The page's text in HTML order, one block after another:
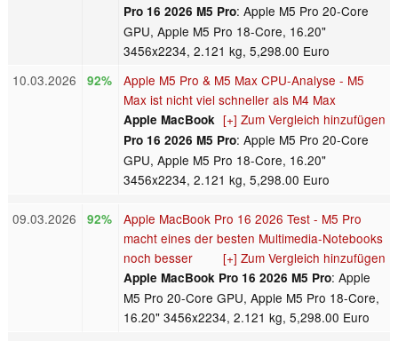
Pro 16 2026 M5 Pro: Apple M5 Pro 20-Core
GPU, Apple M5 Pro 18-Core, 16.20"
3456x2234, 2.121 kg, 5,298.00 Euro
10.03.2026
92%
Apple M5 Pro & M5 Max CPU-Analyse - M5
Max ist nicht viel schneller als M4 Max
[+] Zum Vergleich hinzufügen
Apple MacBook
Pro 16 2026 M5 Pro: Apple M5 Pro 20-Core
GPU, Apple M5 Pro 18-Core, 16.20"
3456x2234, 2.121 kg, 5,298.00 Euro
09.03.2026 92%
Apple MacBook Pro 16 2026 Test - M5 Pro
macht eines der besten Multimedia-Notebooks
noch besser
[+] Zum Vergleich hinzufügen
Apple MacBook Pro 16 2026 M5 Pro: Apple
M5 Pro 20-Core GPU, Apple M5 Pro 18-Core,
16.20" 3456x2234, 2.121 kg, 5,298.00 Euro